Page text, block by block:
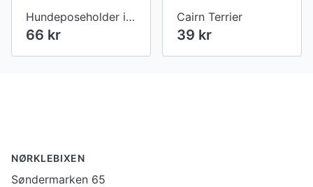
Hundeposeholder i sort kunstlæder
66 kr
Cairn Terrier
39 kr
NØRKLEBIXEN
Søndermarken 65